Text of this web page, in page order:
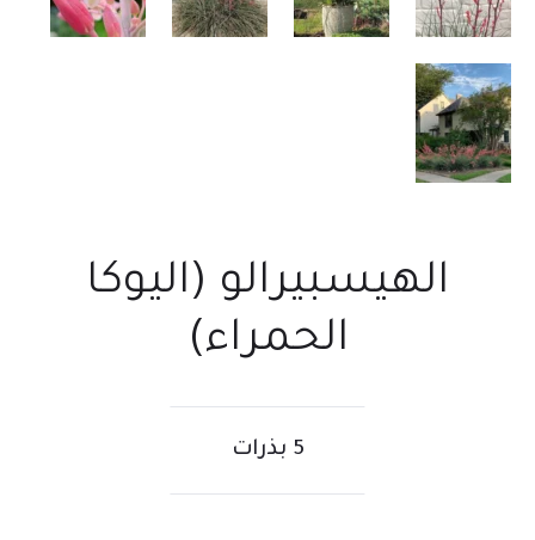
الهيسبيرالو (اليوكا
الحمراء)
5 بذرات